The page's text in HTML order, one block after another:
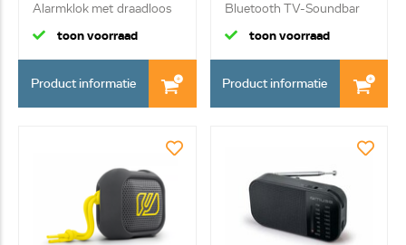
Alarmklok met draadloos
opladen,...
toon voorraad
Product informatie
Bluetooth TV-Soundbar
2.0 50W
toon voorraad
Product informatie